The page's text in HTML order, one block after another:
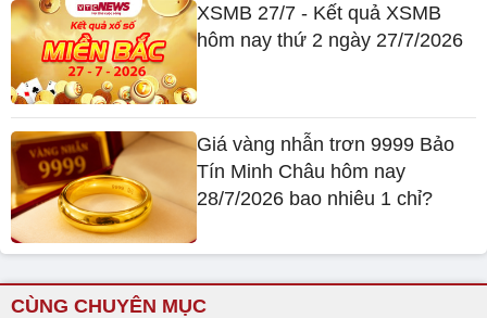
XSMB 27/7 - Kết quả XSMB
hôm nay thứ 2 ngày 27/7/2026
Giá vàng nhẫn trơn 9999 Bảo
Tín Minh Châu hôm nay
28/7/2026 bao nhiêu 1 chỉ?
CÙNG CHUYÊN MỤC